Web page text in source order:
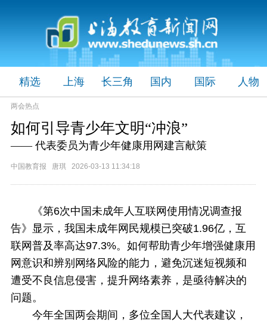
精选 上海 长三角 国内 国际 人物
两会热点
如何引导青少年文明“冲浪”
—— 代表委员为青少年健康用网建言献策
中国教育报 唐琪 2026-03-13 11:34:18
《第6次中国未成年人互联网使用情况调查报
告》显示，我国未成年网民规模已突破1.96亿，互
联网普及率高达97.3%。如何帮助青少年增强健康用
网意识和辨别网络风险的能力，避免沉迷短视频和
遭受不良信息侵害，提升网络素养，是亟待解决的
问题。
今年全国两会期间，多位全国人大代表建议，